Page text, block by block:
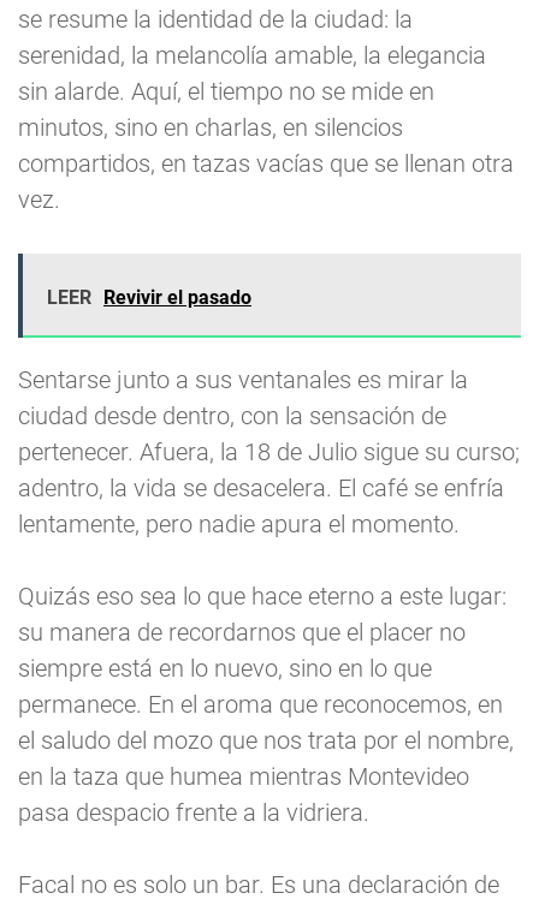
se resume la identidad de la ciudad: la
serenidad, la melancolía amable, la elegancia
sin alarde. Aquí, el tiempo no se mide en
minutos, sino en charlas, en silencios
compartidos, en tazas vacías que se llenan otra
vez.
LEER Revivir el pasado
Sentarse junto a sus ventanales es mirar la
ciudad desde dentro, con la sensación de
pertenecer. Afuera, la 18 de Julio sigue su curso;
adentro, la vida se desacelera. El café se enfría
lentamente, pero nadie apura el momento.
Quizás eso sea lo que hace eterno a este lugar:
su manera de recordarnos que el placer no
siempre está en lo nuevo, sino en lo que
permanece. En el aroma que reconocemos, en
el saludo del mozo que nos trata por el nombre,
en la taza que humea mientras Montevideo
pasa despacio frente a la vidriera.
Facal no es solo un bar. Es una declaración de